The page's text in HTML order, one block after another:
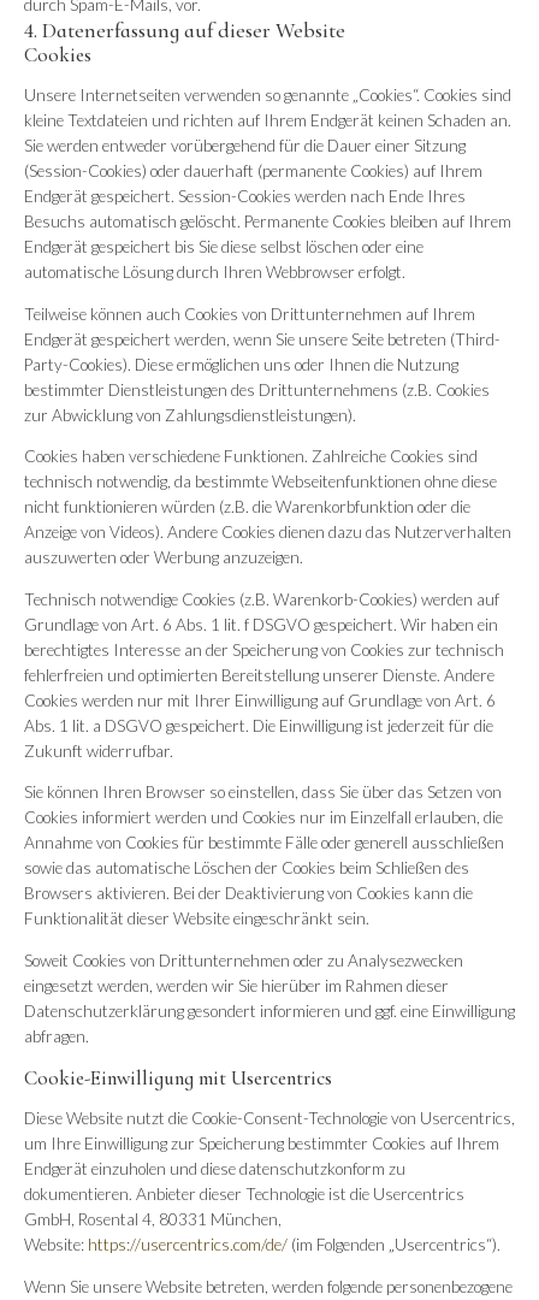
durch Spam-E-Mails, vor.
4. Datenerfassung auf dieser Website
Cookies
Unsere Internetseiten verwenden so genannte „Cookies“. Cookies sind
kleine Textdateien und richten auf Ihrem Endgerät keinen Schaden an.
Sie werden entweder vorübergehend für die Dauer einer Sitzung
(Session-Cookies) oder dauerhaft (permanente Cookies) auf Ihrem
Endgerät gespeichert. Session-Cookies werden nach Ende Ihres
Besuchs automatisch gelöscht. Permanente Cookies bleiben auf Ihrem
Endgerät gespeichert bis Sie diese selbst löschen oder eine
automatische Lösung durch Ihren Webbrowser erfolgt.
Teilweise können auch Cookies von Drittunternehmen auf Ihrem
Endgerät gespeichert werden, wenn Sie unsere Seite betreten (Third-
Party-Cookies). Diese ermöglichen uns oder Ihnen die Nutzung
bestimmter Dienstleistungen des Drittunternehmens (z.B. Cookies
zur Abwicklung von Zahlungsdienstleistungen).
Cookies haben verschiedene Funktionen. Zahlreiche Cookies sind
technisch notwendig, da bestimmte Webseitenfunktionen ohne diese
nicht funktionieren würden (z.B. die Warenkorbfunktion oder die
Anzeige von Videos). Andere Cookies dienen dazu das Nutzerverhalten
auszuwerten oder Werbung anzuzeigen.
Technisch notwendige Cookies (z.B. Warenkorb-Cookies) werden auf
Grundlage von Art. 6 Abs. 1 lit. f DSGVO gespeichert. Wir haben ein
berechtigtes Interesse an der Speicherung von Cookies zur technisch
fehlerfreien und optimierten Bereitstellung unserer Dienste. Andere
Cookies werden nur mit Ihrer Einwilligung auf Grundlage von Art. 6
Abs. 1 lit. a DSGVO gespeichert. Die Einwilligung ist jederzeit für die
Zukunft widerrufbar.
Sie können Ihren Browser so einstellen, dass Sie über das Setzen von
Cookies informiert werden und Cookies nur im Einzelfall erlauben, die
Annahme von Cookies für bestimmte Fälle oder generell ausschließen
sowie das automatische Löschen der Cookies beim Schließen des
Browsers aktivieren. Bei der Deaktivierung von Cookies kann die
Funktionalität dieser Website eingeschränkt sein.
Soweit Cookies von Drittunternehmen oder zu Analysezwecken
eingesetzt werden, werden wir Sie hierüber im Rahmen dieser
Datenschutzerklärung gesondert informieren und ggf. eine Einwilligung
abfragen.
Cookie-Einwilligung mit Usercentrics
Diese Website nutzt die Cookie-Consent-Technologie von Usercentrics,
um Ihre Einwilligung zur Speicherung bestimmter Cookies auf Ihrem
Endgerät einzuholen und diese datenschutzkonform zu
dokumentieren. Anbieter dieser Technologie ist die Usercentrics
GmbH, Rosental 4, 80331 München,
Website: https://usercentrics.com/de/ (im Folgenden „Usercentrics“).
Wenn Sie unsere Website betreten, werden folgende personenbezogene